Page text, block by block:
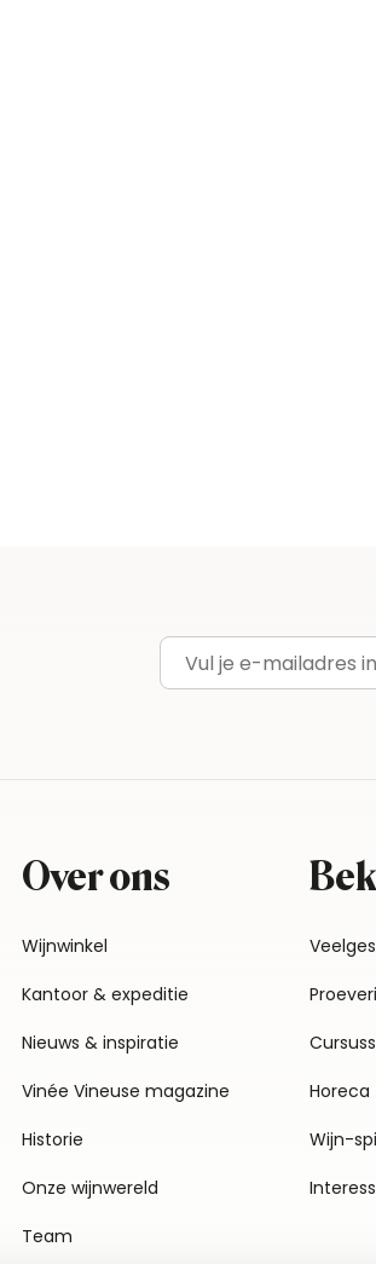
E-mailadres
Over ons
Wijnwinkel
Kantoor & expeditie
Nieuws & inspiratie
Vinée Vineuse magazine
Historie
Onze wijnwereld
Team
Horeca
Wijn-